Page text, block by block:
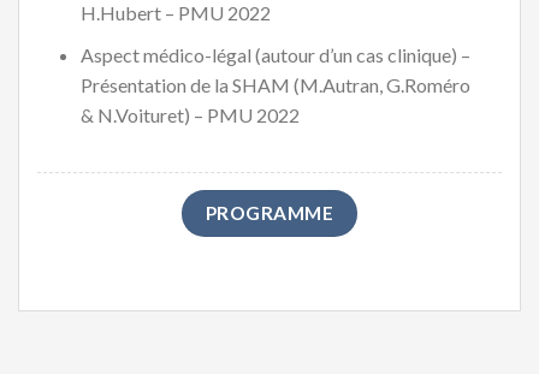
H.Hubert – PMU 2022
Aspect médico-légal (autour d’un cas clinique) –
Présentation de la SHAM (M.Autran, G.Roméro
& N.Voituret) – PMU 2022
PROGRAMME